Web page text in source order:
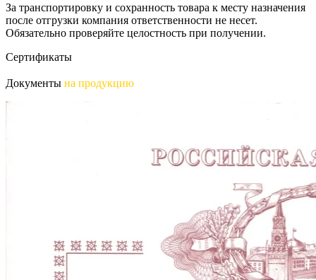
За транспортировку и сохранность товара к месту назначения
после отгрузки компания ответственности не несет.
Обязательно проверяйте целостность при получении.
Сертификаты
Документы на продукцию